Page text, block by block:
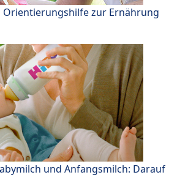
Orientierungshilfe zur Ernährung
und Anfangsmilch: Darauf